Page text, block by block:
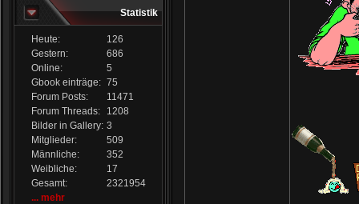
Statistik
Heute:
126
Gestern:
686
Online:
5
Gbook einträge: 75
Forum Posts:
11471
Forum Threads:
1208
Bilder in Gallery: 3
Mitglieder:
509
Männliche:
352
Weibliche:
17
Gesamt:
2321954
... mehr